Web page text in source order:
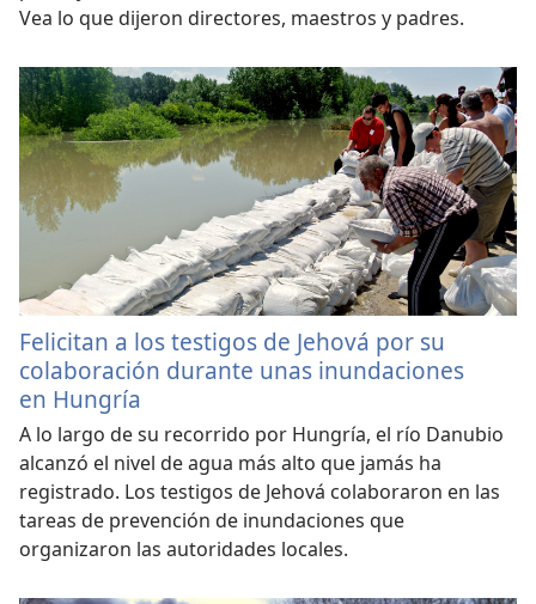
Vea lo que dijeron directores, maestros y padres.
Felicitan a los testigos de Jehová por su
colaboración durante unas inundaciones
en Hungría
A lo largo de su recorrido por Hungría, el río Danubio
alcanzó el nivel de agua más alto que jamás ha
registrado. Los testigos de Jehová colaboraron en las
tareas de prevención de inundaciones que
organizaron las autoridades locales.